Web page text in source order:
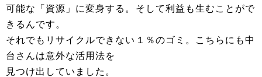
可能な「資源」に変身する。そして利益も生むことがで
きるんです。
それでもリサイクルできない１％のゴミ。こちらにも中
台さんは意外な活用法を
見つけ出していました。